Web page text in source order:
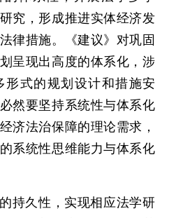
究，形成推进实体经济发
律措施。《建议》对巩固
呈现出高度的体系化，涉
形式的规划设计和措施安
然要坚持系统性与体系化
济法治保障的理论需求，
系统性思维能力与体系化
持久性，实现相应法学研